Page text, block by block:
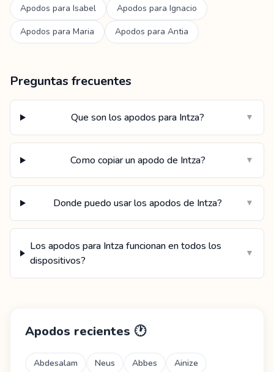
Apodos para Isabel Apodos para Ignacio
Apodos para Maria Apodos para Antia
Preguntas frecuentes
Que son los apodos para Intza? ▼
Como copiar un apodo de Intza? ▼
Donde puedo usar los apodos de Intza? ▼
Los apodos para Intza funcionan en todos los
dispositivos?
▼
Apodos recientes 🕐
Abdesalam Neus Abbes
Ainize